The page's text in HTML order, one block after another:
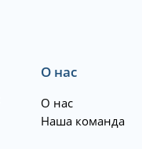
О нас
О нас
Наша команда